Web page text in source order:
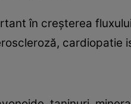
în creşterea
cardiopatie